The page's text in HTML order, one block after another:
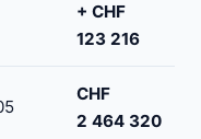
+ CHF
123 216
CHF
2 464 320